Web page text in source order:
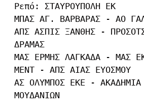
Ρεπό: ΣΤΑΥΡΟΥΠΟΛΗ ΕΚ
ΜΠΑΣ ΑΓ. ΒΑΡΒΑΡΑΣ - ΑΟ
ΑΠΣ ΑΣΠΙΣ ΞΑΝΘΗΣ -
ΔΡΑΜΑΣ
ΜΑΣ ΕΡΜΗΣ ΛΑΓΚΑΔΑ - ΜΑΣ
ΜΕΝΤ - ΑΠΣ ΑΙΑΣ ΕΥΟΣΜΟΥ
ΑΣ ΟΛΥΜΠΟΣ ΕΚΕ - ΑΚΑΔΗΜΙΑ
ΜΟΥΔΑΝΙΩΝ